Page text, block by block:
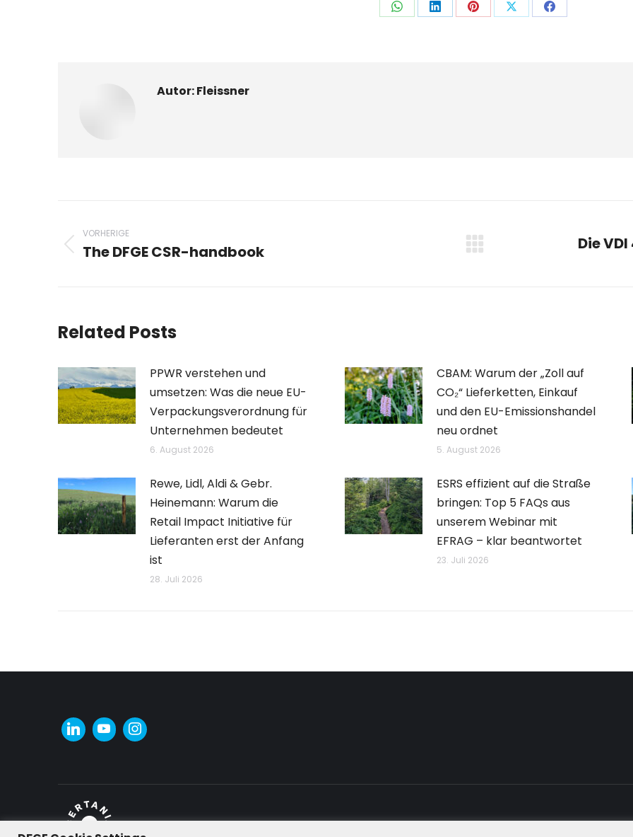
Auf
Auf
Auf
Auf
Auf
Autor:Fleissner
VORHERIGE
Vorheriger
The DFGE CSR-handbook Die
Related Posts
PPWR verstehen und
umsetzen: Was die neue EU-
Verpackungsverordnung für
Unternehmen bedeutet
6. August 2026
CBAM: Warum der „Zoll auf
CO₂“ Lieferketten, Einkauf
und den EU-Emissionshandel
neu ordnet
5. August 2026
Rewe, Lidl, Aldi & Gebr.
Heinemann: Warum die
Retail Impact Initiative für
Lieferanten erst der Anfang
ist
28. Juli 2026
ESRS effizient auf die Straße
bringen: Top 5 FAQs aus
unserem Webinar mit
EFRAG – klar beantwortet
23. Juli 2026